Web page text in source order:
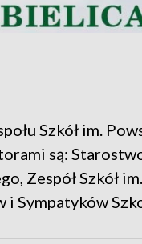
Szkół im.
są:
Zespół Szkół
Sympatyków